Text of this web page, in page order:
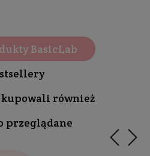
BasicLab
również
przeglądane